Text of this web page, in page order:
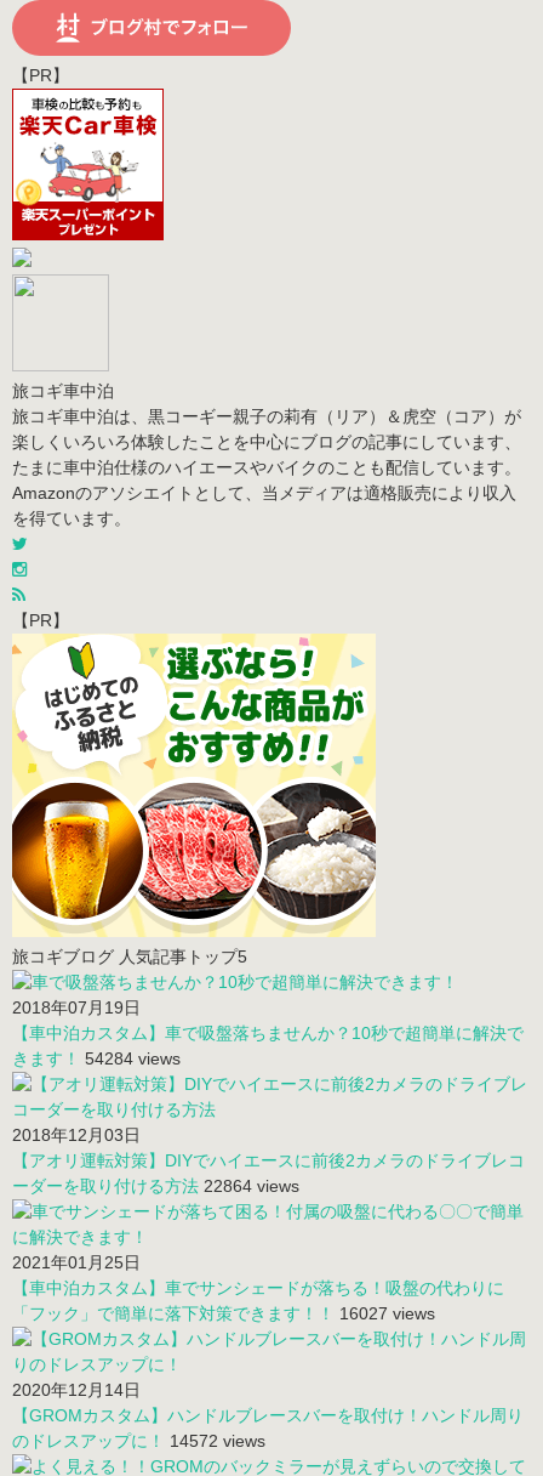
【PR】
旅コギ車中泊
旅コギ車中泊は、黒コーギー親子の莉有（リア）＆虎空（コア）が
楽しくいろいろ体験したことを中心にブログの記事にしています、
たまに車中泊仕様のハイエースやバイクのことも配信しています。
Amazonのアソシエイトとして、当メディアは適格販売により収入
を得ています。
【PR】
旅コギブログ 人気記事トップ5
2018年07月19日
【車中泊カスタム】車で吸盤落ちませんか？10秒で超簡単に解決で
きます！ 54284 views
2018年12月03日
【アオリ運転対策】DIYでハイエースに前後2カメラのドライブレコ
ーダーを取り付ける方法 22864 views
2021年01月25日
【車中泊カスタム】車でサンシェードが落ちる！吸盤の代わりに
「フック」で簡単に落下対策できます！！ 16027 views
2020年12月14日
【GROMカスタム】ハンドルブレースバーを取付け！ハンドル周り
のドレスアップに！ 14572 views